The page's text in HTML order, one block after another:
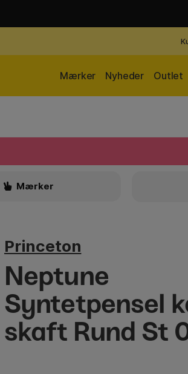
Outlet
Nyheder
Mærker
Mærker
Princeton
Neptune
Syntetpensel
skaft Rund St